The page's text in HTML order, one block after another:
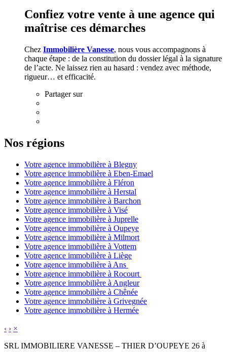
Confiez votre vente à une agence qui
maîtrise ces démarches
Chez Immobilière Vanesse, nous vous accompagnons à
chaque étape : de la constitution du dossier légal à la signature
de l’acte. Ne laissez rien au hasard : vendez avec méthode,
rigueur… et efficacité.
Partager sur
Nos régions
Votre agence immobilière à Blegny
Votre agence immobilière à Eben-Emael
Votre agence immobilière à Fléron
Votre agence immobilière à Herstal
Votre agence immobilière à Barchon
Votre agence immobilière à Visé
Votre agence immobilière à Juprelle
Votre agence immobilière à Oupeye
Votre agence immobilière à Milmort
Votre agence immobilière à Vottem
Votre agence immobilière à Liège
Votre agence immobilière à Ans
Votre agence immobilière à Rocourt
Votre agence immobilière à Angleur
Votre agence immobilière à Chênée
Votre agence immobilière à Grivegnée
Votre agence immobilière à Hermée
‹ › ×
SRL IMMOBILIERE VANESSE – THIER D’OUPEYE 26 à